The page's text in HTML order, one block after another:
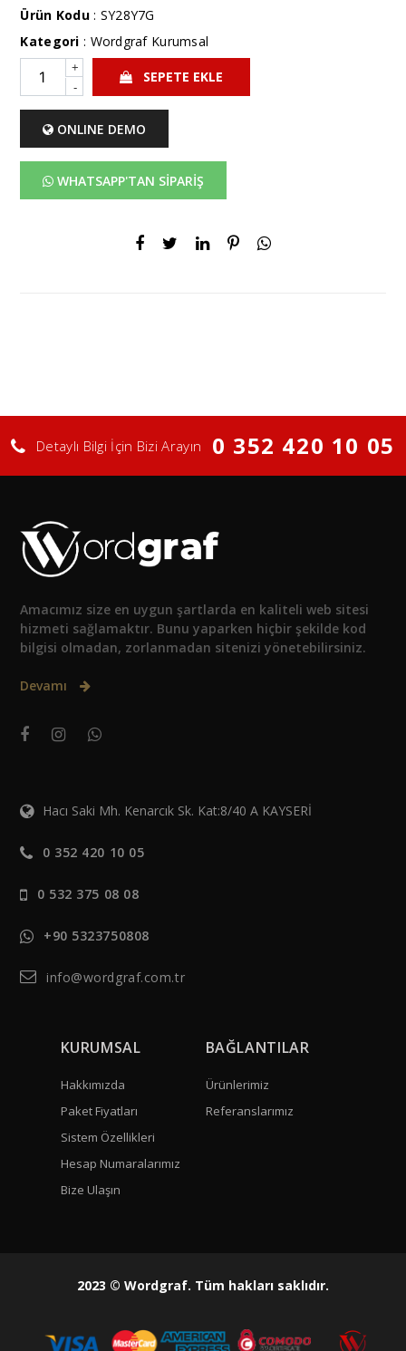
Ürün Kodu: SY28Y7G
Kategori : Wordgraf Kurumsal
+
-
SEPETE EKLE
ONLINE DEMO
WHATSAPP'TAN SİPARİŞ
Detaylı Bilgi İçin Bizi Arayın 0 352 420 10 05
Amacımız size en uygun şartlarda en kaliteli web sitesi
hizmeti sağlamaktır. Bunu yaparken hiçbir şekilde kod
bilgisi olmadan, zorlanmadan sitenizi yönetebilirsiniz.
Devamı
Hacı Saki Mh. Kenarcık Sk. Kat:8/40 A KAYSERİ
0 352 420 10 05
0 532 375 08 08
+90 5323750808
info@wordgraf.com.tr
KURUMSAL
Hakkımızda
Paket Fiyatları
Sistem Özellikleri
Hesap Numaralarımız
Bize Ulaşın
BAĞLANTILAR
Ürünlerimiz
Referanslarımız
2023 © Wordgraf. Tüm hakları saklıdır.